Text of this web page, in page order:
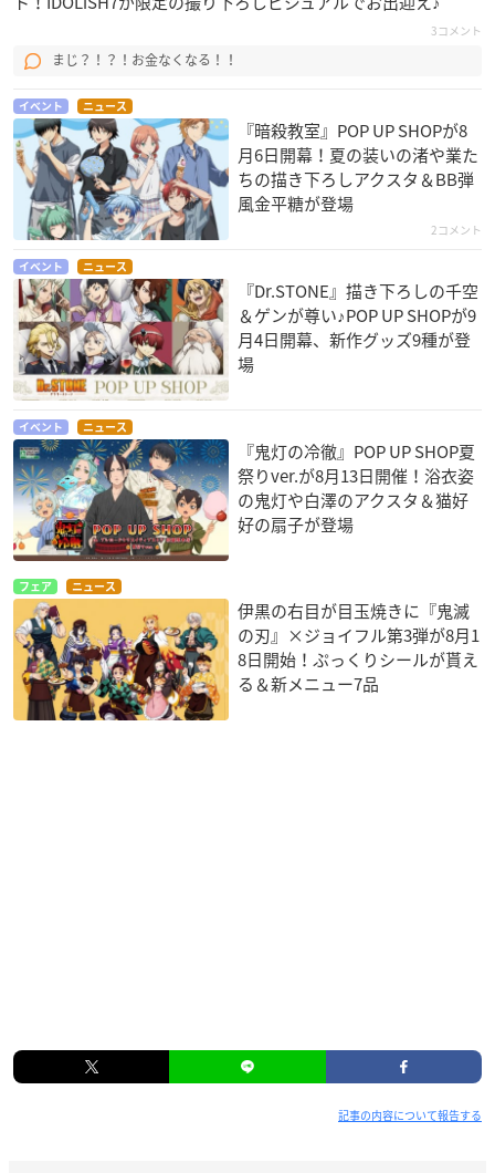
3コメント
まじ？！？！お金なくなる！！
イベント ニュース
『暗殺教室』POP UP SHOPが8
月6日開幕！夏の装いの渚や業た
ちの描き下ろしアクスタ＆BB弾
風金平糖が登場
2コメント
イベント ニュース
『Dr.STONE』描き下ろしの千空
＆ゲンが尊い♪POP UP SHOPが9
月4日開幕、新作グッズ9種が登
場
イベント ニュース
『鬼灯の冷徹』POP UP SHOP夏
祭りver.が8月13日開催！浴衣姿
の鬼灯や白澤のアクスタ＆猫好
好の扇子が登場
フェア ニュース
伊黒の右目が目玉焼きに『鬼滅
の刃』×ジョイフル第3弾が8月1
8日開始！ぷっくりシールが貰え
る＆新メニュー7品
記事の内容について報告する